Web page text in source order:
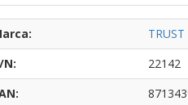
TRUST
N:
22142